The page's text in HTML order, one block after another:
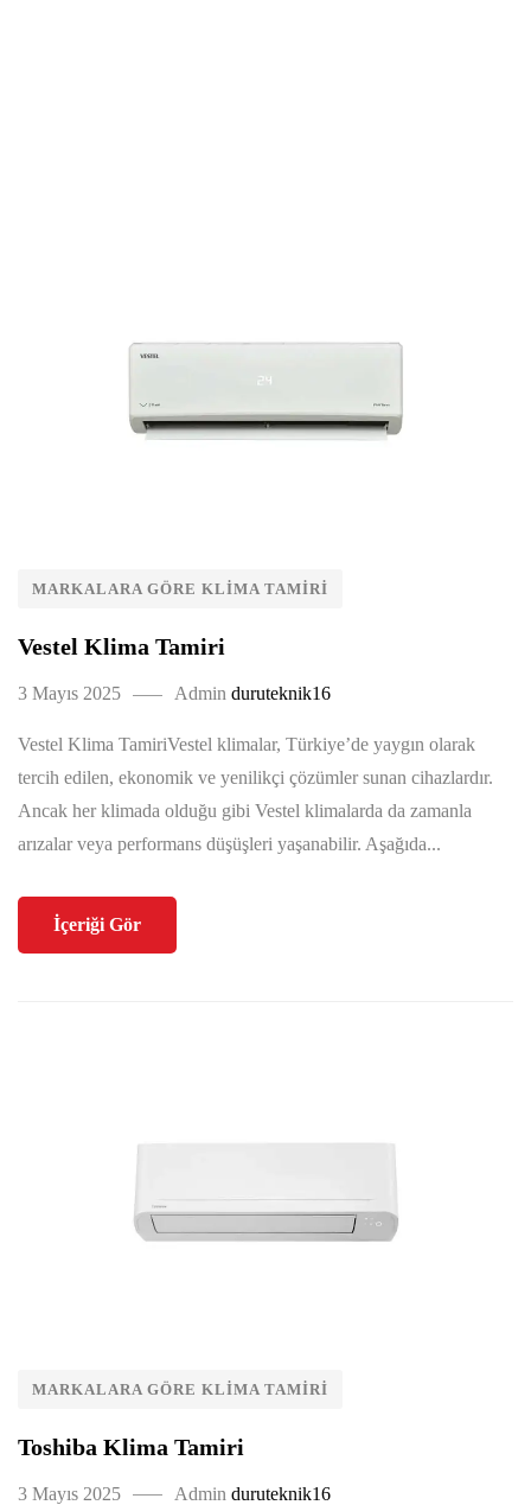
MARKALARA GÖRE KLIMA TAMIRI
Vestel Klima Tamiri
3 Mayıs 2025 Admin duruteknik16
Vestel Klima TamiriVestel klimalar, Türkiye’de yaygın olarak
tercih edilen, ekonomik ve yenilikçi çözümler sunan cihazlardır.
Ancak her klimada olduğu gibi Vestel klimalarda da zamanla
arızalar veya performans düşüşleri yaşanabilir. Aşağıda...
İçeriği Gör
MARKALARA GÖRE KLIMA TAMIRI
Toshiba Klima Tamiri
3 Mayıs 2025 Admin duruteknik16